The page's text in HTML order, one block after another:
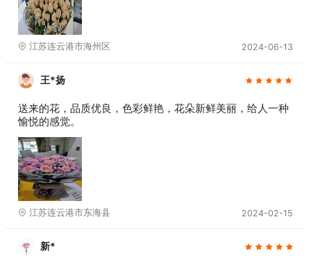
江苏连云港市海州区 2024-06-13
王*扬
送来的花，品质优良，色彩鲜艳，花朵新鲜美丽，给人一种
愉悦的感觉。
江苏连云港市东海县 2024-02-15
新*